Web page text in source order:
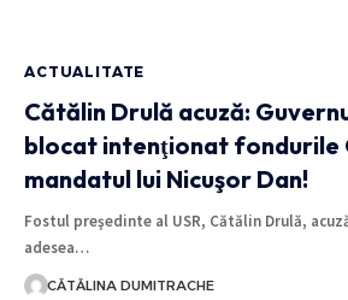
ACTUALITATE
Cătălin Drulă acuză:
blocat intenţionat fondurile
mandatul lui Nicuşor Dan!
Fostul preşedinte al USR, Cătălin Drulă,
adesea…
CĂTĂLINA DUMITRACHE